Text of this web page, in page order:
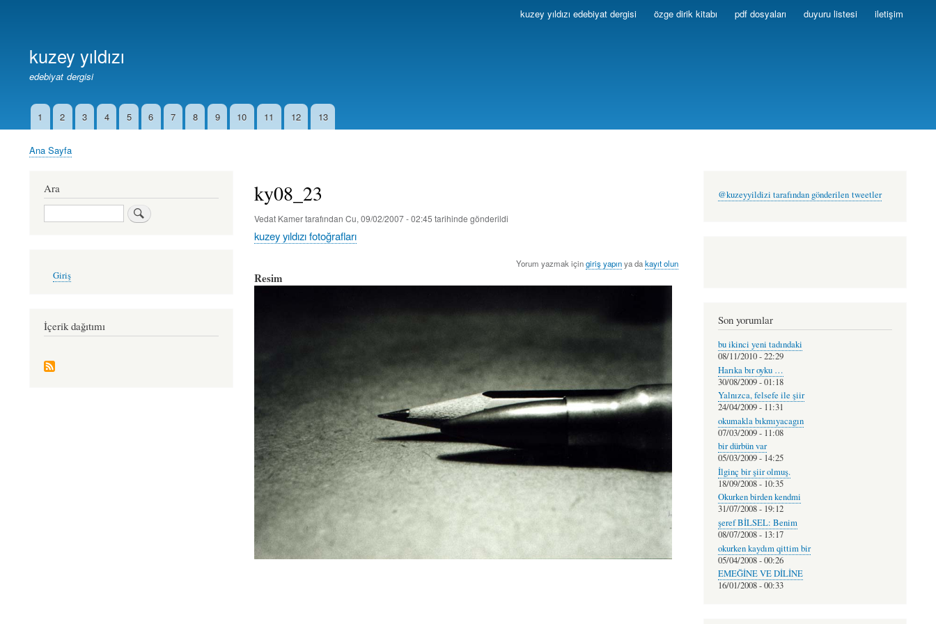
kuzey yıldızı edebiyat dergisi özge dirik kitabı pdf dosyaları duyuru listesi iletişim
kuzey yıldızı
edebiyat dergisi
İkincil1 2 3 4 5 6 7 8 9 10 11 12 13
Sayfa
Ana Sayfa
ky08_23
Vedat Kamertarafından Cu, 09/02/2007 - 02:45 tarihinde gönderildi
kuzey yıldızı fotoğrafları
Yorum yazmak içingiriş yapınya dakayıt olun
Resim
Ara
Ara
account
Giriş
İçerik dağıtımı
@kuzeyyildizi tarafından gönderilen tweetler
Son yorumlar
bu ikinci yeni tadındaki
08/11/2010 - 22:29
Harıka bır oyku …
30/08/2009 - 01:18
Yalnızca, felsefe ile şiir
24/04/2009 - 11:31
okumakla bıkmıyacagın
07/03/2009 - 11:08
bir dürbün var
05/03/2009 - 14:25
İlginç bir şiir olmuş.
18/09/2008 - 10:35
Okurken birden kendmi
31/07/2008 - 19:12
şeref BİLSEL: Benim
08/07/2008 - 13:17
okurken kaydım qittim bir
05/04/2008 - 00:26
EMEĞİNE VE DİLİNE
16/01/2008 - 00:33